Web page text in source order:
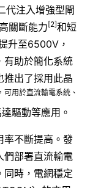
代注入增強型閘
關斷能力[2]和短
升至6500V，
有助於簡化系統
推出了採用此晶
可用於直流輸電系統、
驅動等應用。
率不斷提高。發
們部署直流輸電
同時，電網穩定